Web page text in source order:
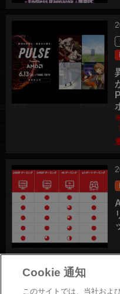
Cookie 通知
このサイトでは、当社およ